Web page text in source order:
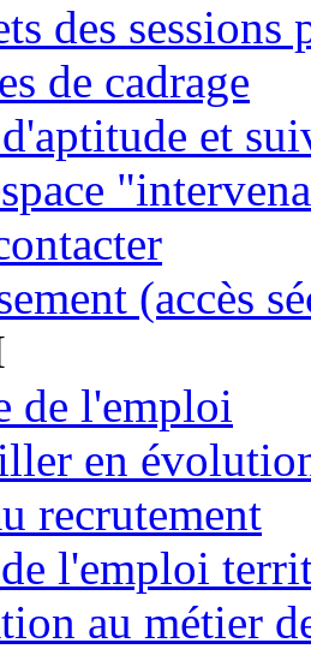
des sessions
de cadrage
et
(accès
de l'emploi
en
recrutement
l'emploi
au métier